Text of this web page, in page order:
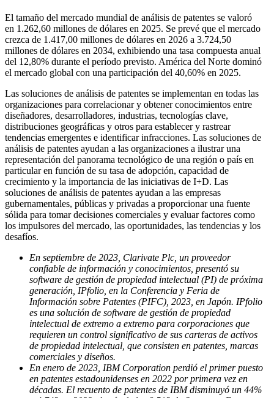
El tamaño del mercado mundial de análisis de patentes se valoró
en 1.262,60 millones de dólares en 2025. Se prevé que el mercado
crezca de 1.417,00 millones de dólares en 2026 a 3.724,50
millones de dólares en 2034, exhibiendo una tasa compuesta anual
del 12,80% durante el período previsto. América del Norte dominó
el mercado global con una participación del 40,60% en 2025.
Las soluciones de análisis de patentes se implementan en todas las
organizaciones para correlacionar y obtener conocimientos entre
diseñadores, desarrolladores, industrias, tecnologías clave,
distribuciones geográficas y otros para establecer y rastrear
tendencias emergentes e identificar infracciones. Las soluciones de
análisis de patentes ayudan a las organizaciones a ilustrar una
representación del panorama tecnológico de una región o país en
particular en función de su tasa de adopción, capacidad de
crecimiento y la importancia de las iniciativas de I+D. Las
soluciones de análisis de patentes ayudan a las empresas
gubernamentales, públicas y privadas a proporcionar una fuente
sólida para tomar decisiones comerciales y evaluar factores como
los impulsores del mercado, las oportunidades, las tendencias y los
desafíos.
En septiembre de 2023, Clarivate Plc, un proveedor
confiable de información y conocimientos, presentó su
software de gestión de propiedad intelectual (PI) de próxima
generación, IPfolio, en la Conferencia y Feria de
Información sobre Patentes (PIFC), 2023, en Japón. IPfolio
es una solución de software de gestión de propiedad
intelectual de extremo a extremo para corporaciones que
requieren un control significativo de sus carteras de activos
de propiedad intelectual, que consisten en patentes, marcas
comerciales y diseños.
En enero de 2023, IBM Corporation perdió el primer puesto
en patentes estadounidenses en 2022 por primera vez en
décadas. El recuento de patentes de IBM disminuyó un 44%